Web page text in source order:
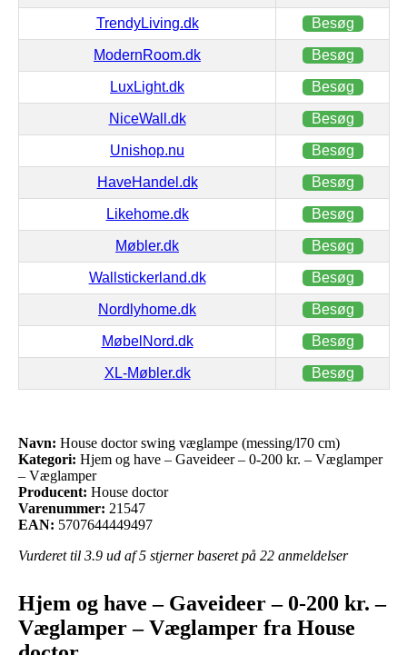
TrendyLiving.dk Besøg
ModernRoom.dk Besøg
LuxLight.dk Besøg
NiceWall.dk Besøg
Unishop.nu Besøg
HaveHandel.dk Besøg
Likehome.dk Besøg
Møbler.dk Besøg
Wallstickerland.dk Besøg
Nordlyhome.dk Besøg
MøbelNord.dk Besøg
XL-Møbler.dk Besøg
Navn: House doctor swing væglampe (messing/l70 cm)
Kategori: Hjem og have – Gaveideer – 0-200 kr. – Væglamper
– Væglamper
Producent: House doctor
Varenummer: 21547
EAN: 5707644449497
Vurderet til 3.9 ud af 5 stjerner baseret på 22 anmeldelser
Hjem og have – Gaveideer – 0-200 kr. –
Væglamper – Væglamper fra House